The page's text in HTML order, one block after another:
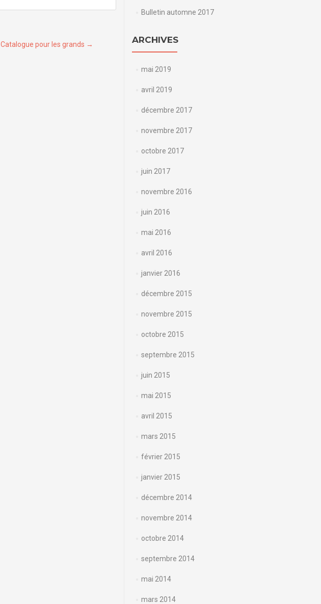
Catalogue pour les grands →
Bulletin automne 2017
ARCHIVES
mai 2019
avril 2019
décembre 2017
novembre 2017
octobre 2017
juin 2017
novembre 2016
juin 2016
mai 2016
avril 2016
janvier 2016
décembre 2015
novembre 2015
octobre 2015
septembre 2015
juin 2015
mai 2015
avril 2015
mars 2015
février 2015
janvier 2015
décembre 2014
novembre 2014
octobre 2014
septembre 2014
mai 2014
mars 2014